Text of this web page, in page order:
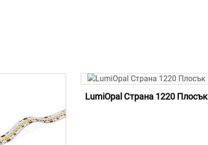
LumiOpal Страна 1220 Плосък